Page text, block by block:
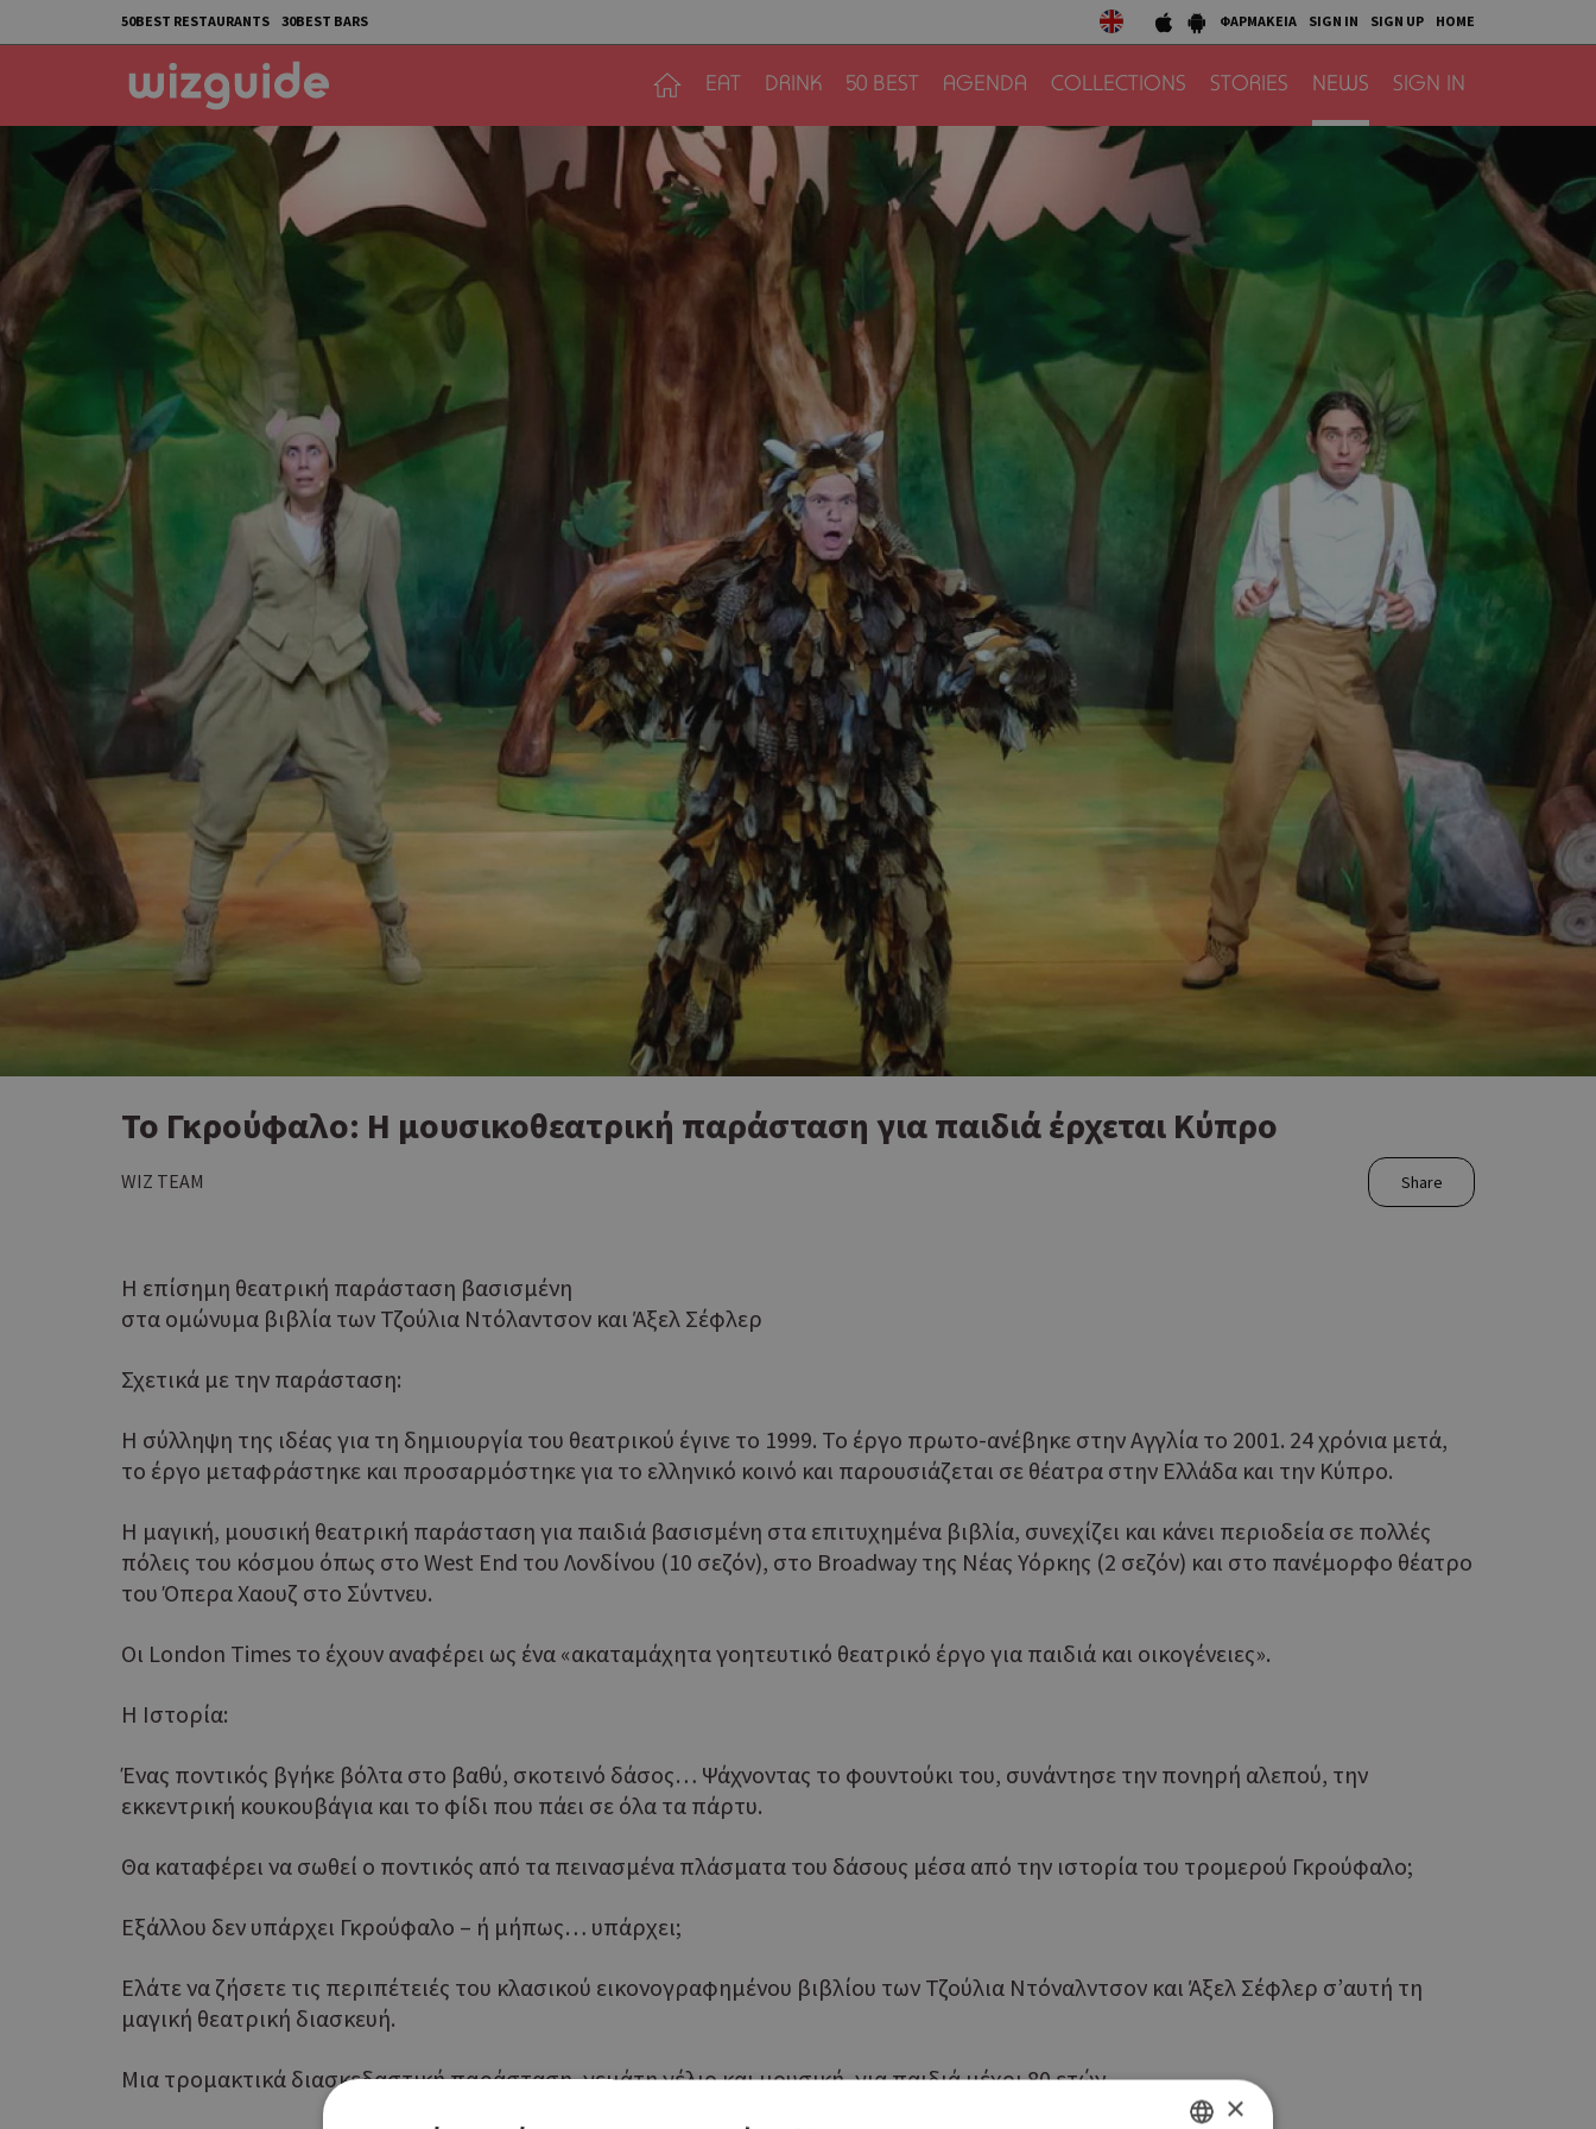
50BEST RESTAURANTS 30BEST BARS ΦΑΡΜΑΚΕΙΑ SIGN IN SIGN UP HOME
EAT DRINK 50 BEST AGENDA COLLECTIONS STORIES NEWS SIGN IN
Το Γκρούφαλο: Η μουσικοθεατρική παράσταση για παιδιά έρχεται Κύπρο
WIZ TEAM Share
Η επίσημη θεατρική παράσταση βασισμένη
στα ομώνυμα βιβλία των Τζούλια Ντόλαντσον και Άξελ Σέφλερ
Σχετικά με την παράσταση:
Η σύλληψη της ιδέας για τη δημιουργία του θεατρικού έγινε το 1999. Το έργο πρωτο-ανέβηκε στην Αγγλία το 2001. 24 χρόνια μετά,
το έργο μεταφράστηκε και προσαρμόστηκε για το ελληνικό κοινό και παρουσιάζεται σε θέατρα στην Ελλάδα και την Κύπρο.
Η μαγική, μουσική θεατρική παράσταση για παιδιά βασισμένη στα επιτυχημένα βιβλία, συνεχίζει και κάνει περιοδεία σε πολλές
πόλεις του κόσμου όπως στο West End του Λονδίνου (10 σεζόν), στο Broadway της Νέας Υόρκης (2 σεζόν) και στο πανέμορφο θέατρο
του Όπερα Χαουζ στο Σύντνευ.
Οι London Times το έχουν αναφέρει ως ένα «ακαταμάχητα γοητευτικό θεατρικό έργο για παιδιά και οικογένειες».
Η Ιστορία:
Ένας ποντικός βγήκε βόλτα στο βαθύ, σκοτεινό δάσος… Ψάχνοντας το φουντούκι του, συνάντησε την πονηρή αλεπού, την
εκκεντρική κουκουβάγια και το φίδι που πάει σε όλα τα πάρτυ.
Θα καταφέρει να σωθεί ο ποντικός από τα πεινασμένα πλάσματα του δάσους μέσα από την ιστορία του τρομερού Γκρούφαλο;
Εξάλλου δεν υπάρχει Γκρούφαλο – ή μήπως… υπάρχει;
Ελάτε να ζήσετε τις περιπέτειές του κλασικού εικονογραφημένου βιβλίου των Τζούλια Ντόναλντσον και Άξελ Σέφλερ σ’αυτή τη
μαγική θεατρική διασκευή.
Μια τρομακτικά διασκεδαστική παράσταση, γεμάτη γέλιο και μουσική, για παιδιά μέχρι 80 ετών.
×